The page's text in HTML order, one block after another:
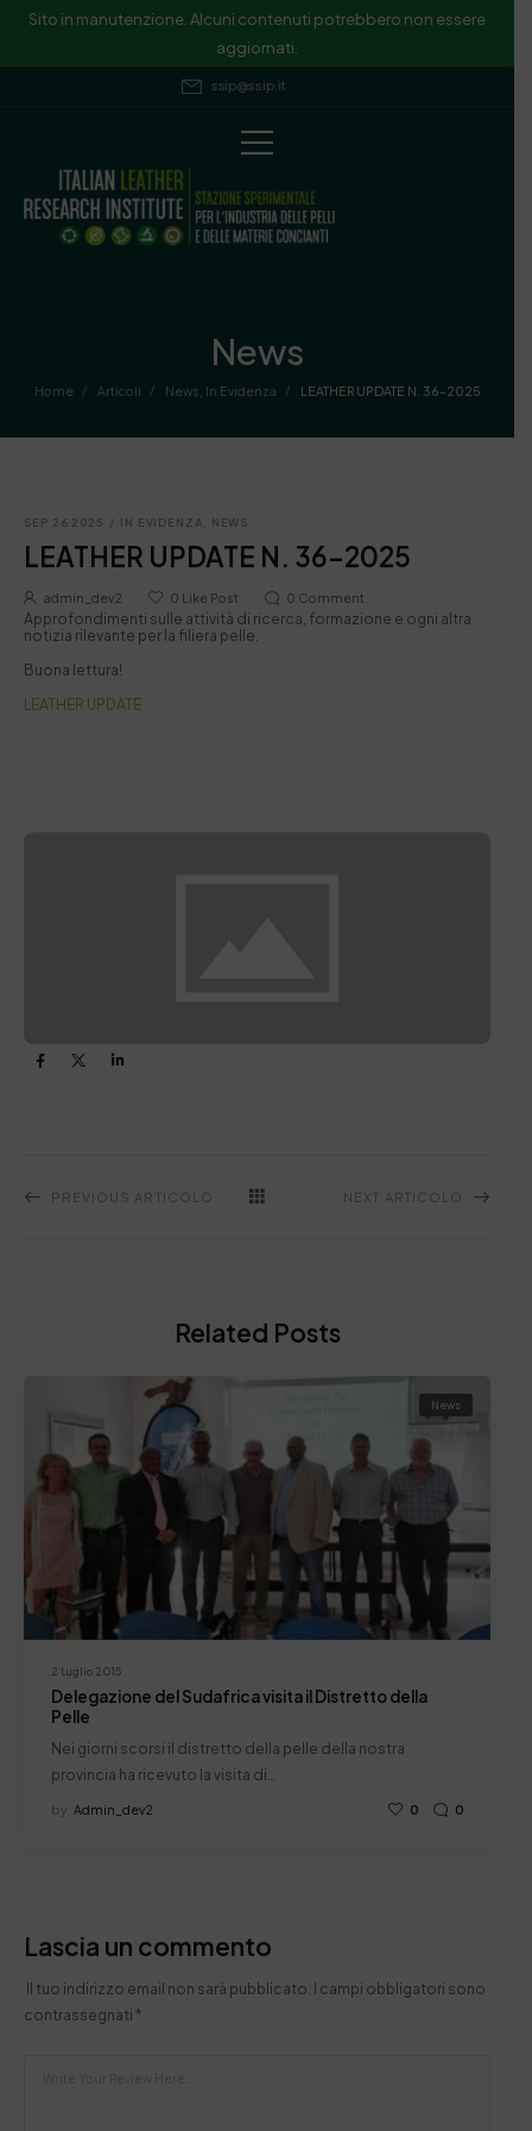
Sito in manutenzione. Alcuni contenuti potrebbero non essere
aggiornati.
ssip@ssip.it
News
Home / Articoli / News In Evidenza / LEATHER UPDATE N. 36-2025
SEP 26 2025 / IN EVIDENZA, NEWS
LEATHER UPDATE N. 36-2025
admin_dev2 0 Like Post 0 Comment
Approfondimenti sulle attività di ricerca, formazione e ogni altra
notizia rilevante per la filiera pelle.
Buona lettura!
LEATHER UPDATE
PREVIOUS ARTICOLO NEXT ARTICOLO
Related Posts
2 Luglio 2015
News
Delegazione del Sudafrica visita il Distretto della
Pelle
Nei giorni scorsi il distretto della pelle della nostra
provincia ha ricevuto la visita di…
by Admin_dev2 0 0
Lascia un commento
Il tuo indirizzo email non sarà pubblicato. I campi obbligatori sono
contrassegnati *